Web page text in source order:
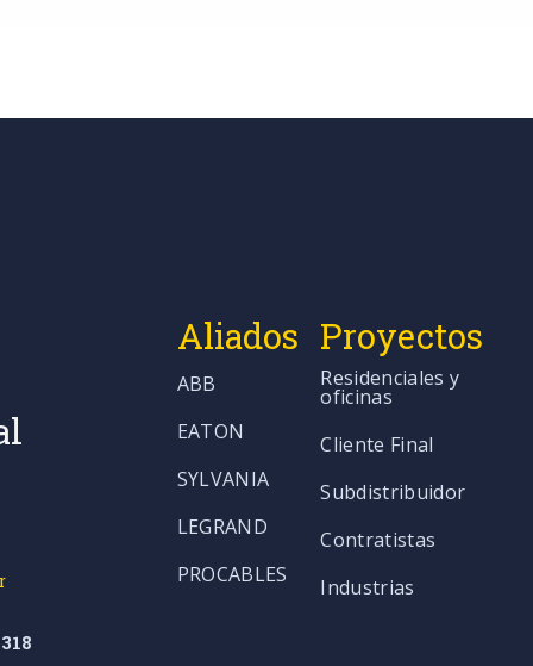
Aliados
ABB
EATON
SYLVANIA
LEGRAND
PROCABLES
Proyectos
Residenciales y
oficinas
Cliente Final
Subdistribuidor
Contratistas
Industrias